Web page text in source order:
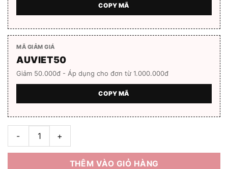
COPY MÃ
MÃ GIẢM GIÁ
AUVIET50
Giảm 50.000đ - Áp dụng cho đơn từ 1.000.000đ
COPY MÃ
Gọng kính unisex Bolon BJ5078 Full box số lượng
THÊM VÀO GIỎ HÀNG